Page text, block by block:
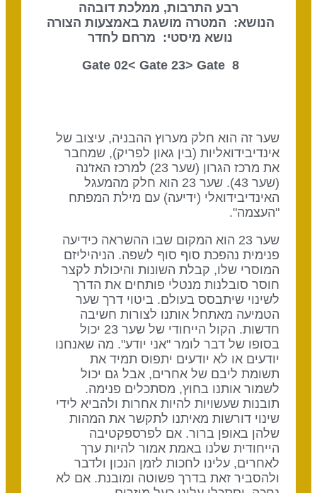
רבע התרבות, ממלכת דובהה
הנושא: המטרה מושגת באמצעות הצורה
נושא מיסטי: מרחם לחדר
Gate 23 > Gate
שער זה הוא חלק מערוץ ההבניה, עיצוב של
אינדיבידואליות (בין גאון לפריק), שמחבר
את מרכז הגרון (שער 23) למרכז האז'נה
(שער 43). שער 23 הוא חלק מהמעגל
האינדיבידואלי (ידיעה) עם מילת המפתח
"העצמה".
שער 23 הוא המקום שבו ההשראה כידיעה
פנימית נהפכת סוף סוף לשפה. הניהיליזם
המוסרי שלו, קבלת השונות והיכולת לקצר
חוסר סובלנות מנטלי פותחים את הדרך
לשינוי שיתבסס בעולם. ביטוי דרך שער
הטמיעה מאתחל אותנו לצורות חשיבה
חדשות. הקול הייחודי של שער 23 יכול
בסופו של דבר לומר "אני יודע". מה שאנחנו
יודעים או לא יודעים יתפוס תמיד את
תשומת ליבם של אחרים, אבל גם יכול
לשמור אותנו בחוץ, מסתכלים פנימה.
תובנות שעשויות להיות אחרות ולהביא לידי
שינוי דורשות מאיתנו לתקשר את המהות
שלהן באופן ברור. אם לפרספקטיבה
הייחודית שלנו באמת אמור להיות ערך
לאחרים, עלינו לחכות לזמן הנכון ולדבר
ולהסביר זאת בדרך פשוטה ומובנת. אם לא